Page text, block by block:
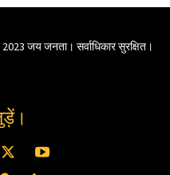
जय जनता। सर्वाधिकार सुरक्षित।